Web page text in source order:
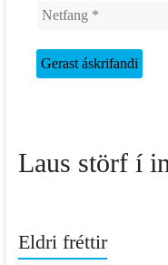
Laus störf í
Eldri fréttir